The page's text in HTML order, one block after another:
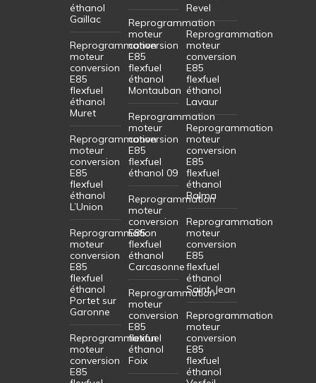
éthanol
Gaillac
Reprogrammation
moteur
conversion
E85
flexfuel
éthanol
Muret
Reprogrammation
moteur
conversion
E85
flexfuel
éthanol
L’Union
Reprogrammation
moteur
conversion
E85
flexfuel
éthanol
Portet sur
Garonne
Reprogrammation
moteur
conversion
E85
Reprogrammation
moteur
conversion
E85
flexfuel
éthanol
Montauban
Reprogrammation
moteur
conversion
E85
flexfuel
éthanol 09
Reprogrammation
moteur
conversion
E85
flexfuel
éthanol
Carcasonne
Reprogrammation
moteur
conversion
E85
flexfuel
éthanol
Foix
Revel
Reprogrammation
moteur
conversion
E85
flexfuel
éthanol
Lavaur
Reprogrammation
moteur
conversion
E85
flexfuel
éthanol
Balma
Reprogrammation
moteur
conversion
E85
flexfuel
éthanol
Saint-Jean
Reprogrammation
moteur
conversion
E85
flexfuel
éthanol